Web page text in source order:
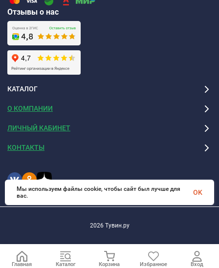
Отзывы о нас
КАТАЛОГ
О КОМПАНИИ
ЛИЧНЫЙ КАБИНЕТ
КОНТАКТЫ
2026 Тувин.ру
Главная Каталог Корзина Избранное Вход
Мы используем файлы cookie, чтобы сайт был лучше для
вас.
OK